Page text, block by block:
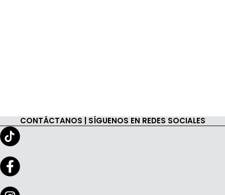
CONTÁCTANOS | SÍGUENOS EN REDES SOCIALES